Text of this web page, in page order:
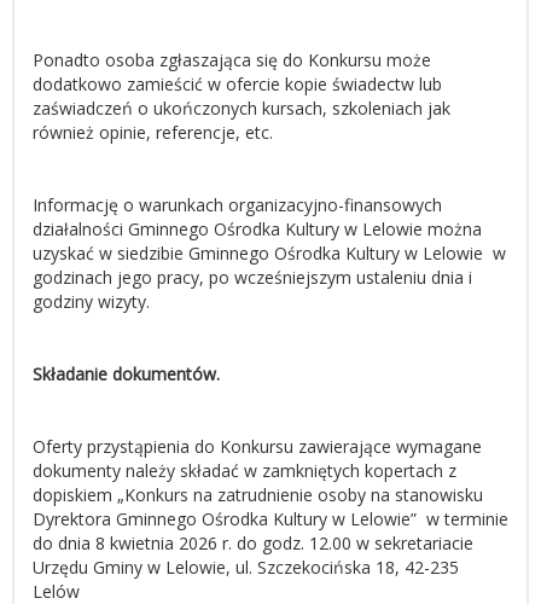
Ponadto osoba zgłaszająca się do Konkursu może
dodatkowo zamieścić w ofercie kopie świadectw lub
zaświadczeń o ukończonych kursach, szkoleniach jak
również opinie, referencje, etc.
Informację o warunkach organizacyjno-finansowych
działalności Gminnego Ośrodka Kultury w Lelowie można
uzyskać w siedzibie Gminnego Ośrodka Kultury w Lelowie w
godzinach jego pracy, po wcześniejszym ustaleniu dnia i
godziny wizyty.
Składanie dokumentów.
Oferty przystąpienia do Konkursu zawierające wymagane
dokumenty należy składać w zamkniętych kopertach z
dopiskiem „Konkurs na zatrudnienie osoby na stanowisku
Dyrektora Gminnego Ośrodka Kultury w Lelowie” w terminie
do dnia 8 kwietnia 2026 r. do godz. 12.00 w sekretariacie
Urzędu Gminy w Lelowie, ul. Szczekocińska 18, 42-235
Lelów